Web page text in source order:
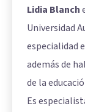
Lidia Blanch
Universidad
especialidad
además de
de la
Es